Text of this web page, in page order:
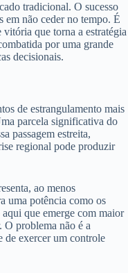
tradicional. O sucesso
em não ceder no tempo. É
que torna a estratégia
por uma grande
decisionais.
de estrangulamento mais
parcela significativa do
passagem estreita,
regional pode produzir
ao menos
uma potência como os
que emerge com maior
problema não é a
de exercer um controle